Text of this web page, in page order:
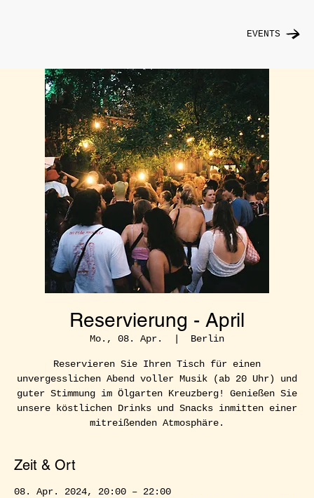
EVENTS
Reservierung - April
Mo., 08. Apr.
  |
Berlin
Reservieren Sie Ihren Tisch für einen
unvergesslichen Abend voller Musik (ab 20 Uhr) und
guter Stimmung im Ölgarten Kreuzberg! Genießen Sie
unsere köstlichen Drinks und Snacks inmitten einer
mitreißenden Atmosphäre.
Zeit & Ort
08. Apr. 2024, 20:00 – 22:00